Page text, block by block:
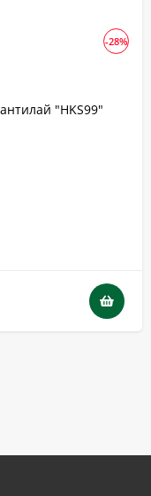
-28%
"HKS99"